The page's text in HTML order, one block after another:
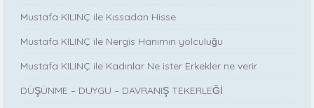
Mustafa KILINÇ ile Kıssadan Hisse
Mustafa KILINÇ ile Nergis Hanımın yolculuğu
Mustafa KILINÇ ile Kadınlar Ne ister Erkekler ne verir
DÜŞÜNME – DUYGU – DAVRANIŞ TEKERLEĞİ